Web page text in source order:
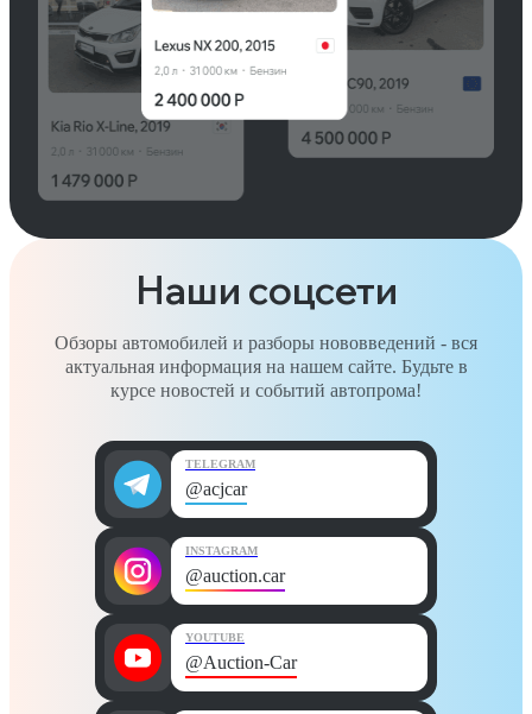
Наши соцсети
Обзоры автомобилей и разборы нововведений - вся
актуальная информация на нашем сайте. Будьте в
курсе новостей и событий автопрома!
TELEGRAM
@acjcar
INSTAGRAM
@auction.car
YOUTUBE
@Auction-Car